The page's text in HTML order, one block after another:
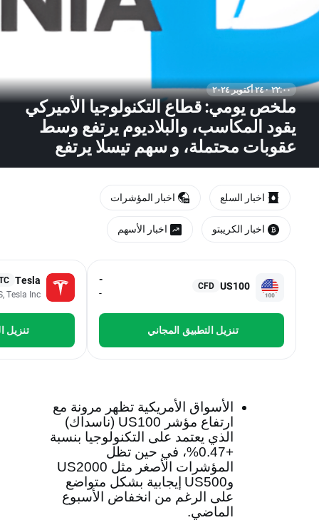
٢٢:٠٠ · ٢٤ أكتوبر ٢٠٢٤
ملخص يومي: قطاع التكنولوجيا الأميركي
يقود المكاسب، والبلاديوم يرتفع وسط
عقوبات محتملة، و سهم تيسلا يرتفع
US100
CFD
-
-
تنزيل التطبيق المجاني
Tesla
Tesla Inc
تنزيل
الأسواق الأمريكية تظهر مرونة مع
ارتفاع مؤشر US100 (ناسداك)
الذي يعتمد على التكنولوجيا بنسبة
+0.47%، في حين تظل
المؤشرات الأصغر مثل US2000
وUS500 إيجابية بشكل متواضع
على الرغم من انخفاض الأسبوع
الماضي.
اخبار السلع اخبار المؤشرات
اخبار الكريبتو اخبار الأسهم